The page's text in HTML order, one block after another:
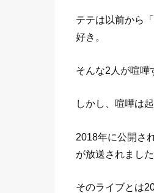
テテは以前から
好き。
そんな2人が喧嘩
しかし、喧嘩は
2018年に公開さ
が放送されました
そのライブとは